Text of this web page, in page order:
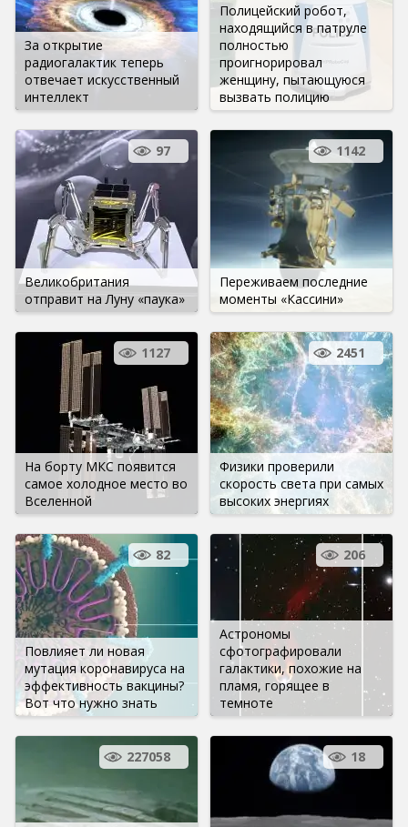
За открытие
радиогалактик теперь
отвечает искусственный
интеллект
Полицейский робот,
находящийся в патруле
полностью
проигнорировал
женщину, пытающуюся
вызвать полицию
Великобритания
отправит на Луну «паука»
97
Переживаем последние
моменты «Кассини»
1142
На борту МКС появится
самое холодное место во
Вселенной
1127
Физики проверили
скорость света при самых
высоких энергиях
2451
Повлияет ли новая
мутация коронавируса на
эффективность вакцины?
Вот что нужно знать
82
Астрономы
сфотографировали
галактики, похожие на
пламя, горящее в
темноте
206
227058 18